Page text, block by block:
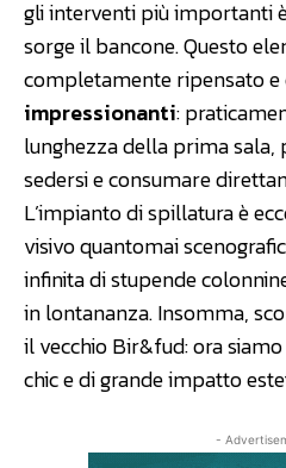
gli interventi più importanti
sorge il bancone. Questo
completamente ripensato e
impressionanti:
lunghezza della prima
sedersi e consumare
L’impianto di spillatura è
visivo quantomai
infinita di stupende
in lontananza. Insomma,
il vecchio Bir&fud: ora
chic e di grande impatto
-